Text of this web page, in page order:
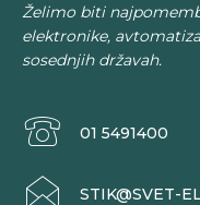
Želimo biti
elektronike,
sosednjih državah.
01 5491400
STIK@SVET-